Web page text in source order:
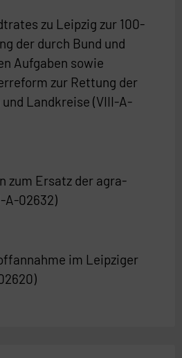
zu Leipzig zur 100-
der durch Bund und
Aufgaben sowie
zur Rettung der
Landkreise (VIII-A-
zum Ersatz der agra-
A-02632)
im Leipziger